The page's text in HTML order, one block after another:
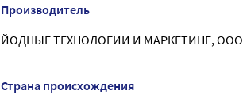
Производитель
ЙОДНЫЕ ТЕХНОЛОГИИ И МАРКЕТИНГ, ООО
Страна происхождения